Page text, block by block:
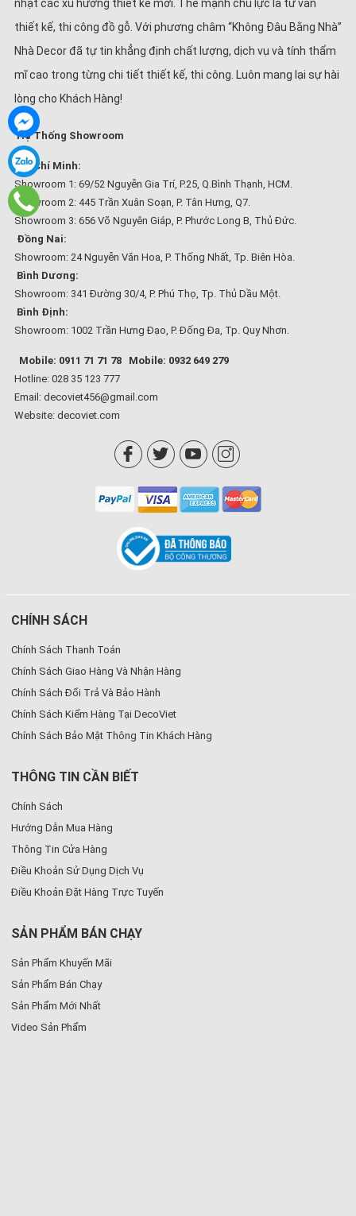
nhật các xu hướng thiết kế mới. Thế mạnh chủ lực là tư vấn
thiết kế, thi công đồ gỗ. Với phương châm “Không Đâu Bằng Nhà”
Nhà Decor đã tự tin khẳng định chất lượng, dịch vụ và tính thẩm
mĩ cao trong từng chi tiết thiết kế, thi công. Luôn mang lại sự hài
lòng cho Khách Hàng!
Hệ Thống Showroom
Hồ Chí Minh:
Showroom 1: 69/52 Nguyễn Gia Trí, P.25, Q.Bình Thạnh, HCM.
Showroom 2: 445 Trần Xuân Soạn, P. Tân Hưng, Q7.
Showroom 3: 656 Võ Nguyên Giáp, P. Phước Long B, Thủ Đức.
Đồng Nai:
Showroom: 24 Nguyễn Văn Hoa, P. Thống Nhất, Tp. Biên Hòa.
Bình Dương:
Showroom: 341 Đường 30/4, P. Phú Thọ, Tp. Thủ Dầu Một.
Bình Định:
Showroom: 1002 Trần Hưng Đạo, P. Đống Đa, Tp. Quy Nhơn.
Mobile: 0911 71 71 78
Mobile: 0932 649 279
Hotline: 028 35 123 777
Email: decoviet456@gmail.com
Website: decoviet.com
CHÍNH SÁCH
Chính Sách Thanh Toán
Chính Sách Giao Hàng Và Nhận Hàng
Chính Sách Đổi Trả Và Bảo Hành
Chính Sách Kiểm Hàng Tại DecoViet
Chính Sách Bảo Mật Thông Tin Khách Hàng
THÔNG TIN CẦN BIẾT
Chính Sách
Hướng Dẫn Mua Hàng
Thông Tin Cửa Hàng
Điều Khoản Sử Dụng Dịch Vụ
Điều Khoản Đặt Hàng Trực Tuyến
SẢN PHẨM BÁN CHẠY
Sản Phẩm Khuyến Mãi
Sản Phẩm Bán Chạy
Sản Phẩm Mới Nhất
Video Sản Phẩm